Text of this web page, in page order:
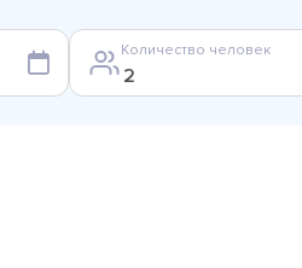
Количество человек